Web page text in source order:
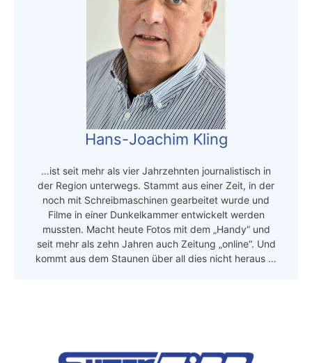
Hans-Joachim Kling
…ist seit mehr als vier Jahrzehnten journalistisch in
der Region unterwegs. Stammt aus einer Zeit, in der
noch mit Schreibmaschinen gearbeitet wurde und
Filme in einer Dunkelkammer entwickelt werden
mussten. Macht heute Fotos mit dem „Handy“ und
seit mehr als zehn Jahren auch Zeitung „online“. Und
kommt aus dem Staunen über all dies nicht heraus …